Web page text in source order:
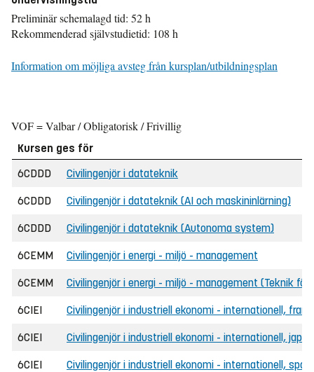
Preliminär schemalagd tid: 52 h
Rekommenderad självstudietid: 108 h
Information om möjliga avsteg från kursplan/utbildningsplan
VOF = Valbar / Obligatorisk / Frivillig
Kursen ges för
6CDDD
Civilingenjör i datateknik
6CDDD Civilingenjör i datateknik (AI och maskininlärning)
6CDDD Civilingenjör i datateknik (Autonoma system)
6CEMM Civilingenjör i energi - miljö - management
6CEMM Civilingenjör i energi - miljö - management (Teknik
6CIEI Civilingenjör i industriell ekonomi - internationell,
6CIEI Civilingenjör i industriell ekonomi - internationell,
6CIEI Civilingenjör i industriell ekonomi - internationell,